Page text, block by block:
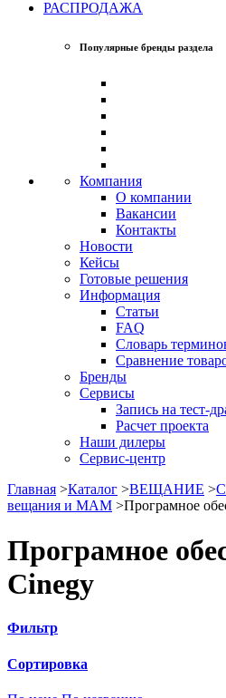
РАСПРОДАЖА
Популярные бренды раздела
Компания
О компании
Вакансии
Контакты
Новости
Кейсы
Готовые решения
Информация
Статьи
FAQ
Словарь
Сравнение
Бренды
Сервисы
Запись на тест-
Расчет проекта
Наши дилеры
Сервис-центр
Главная >Каталог >ВЕЩАНИЕ >
вещания и МАМ >Програмное
Програмное
Cinegy
Фильтр
Сортировка